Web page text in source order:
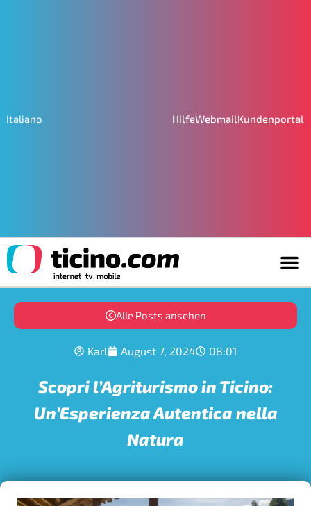
Italiano HilfeWebmailKundenportal
Alle Posts ansehen
Karl August 7, 2024 08:01
Scopri l’Agriturismo in Ticino:
Un’Esperienza Autentica nella
Natura